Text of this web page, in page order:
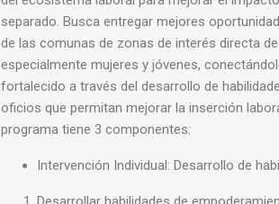
separado. Busca entregar mejores
de las comunas de zonas de interés directa
especialmente mujeres y jóvenes,
fortalecido a través del desarrollo de
oficios que permitan mejorar la inserción
programa tiene 3 componentes:
Intervención Individual: Desarrollo de